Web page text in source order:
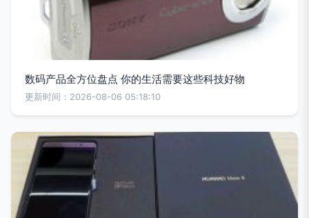
数码产品全方位盘点 你的生活需要这些科技好物
更新时间：2026-08-06 05:18:10